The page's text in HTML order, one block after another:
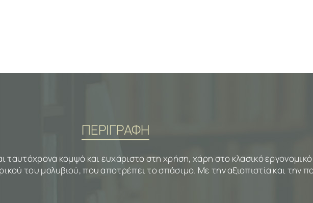
ΠΕΡΙΓΡΑΦΗ
ταυτόχρονα κομψό και ευχάριστο στη χρήση, χάρη στο κλασικό
του μολυβιού, που αποτρέπει το σπάσιμο. Με την αξιοπιστία και την